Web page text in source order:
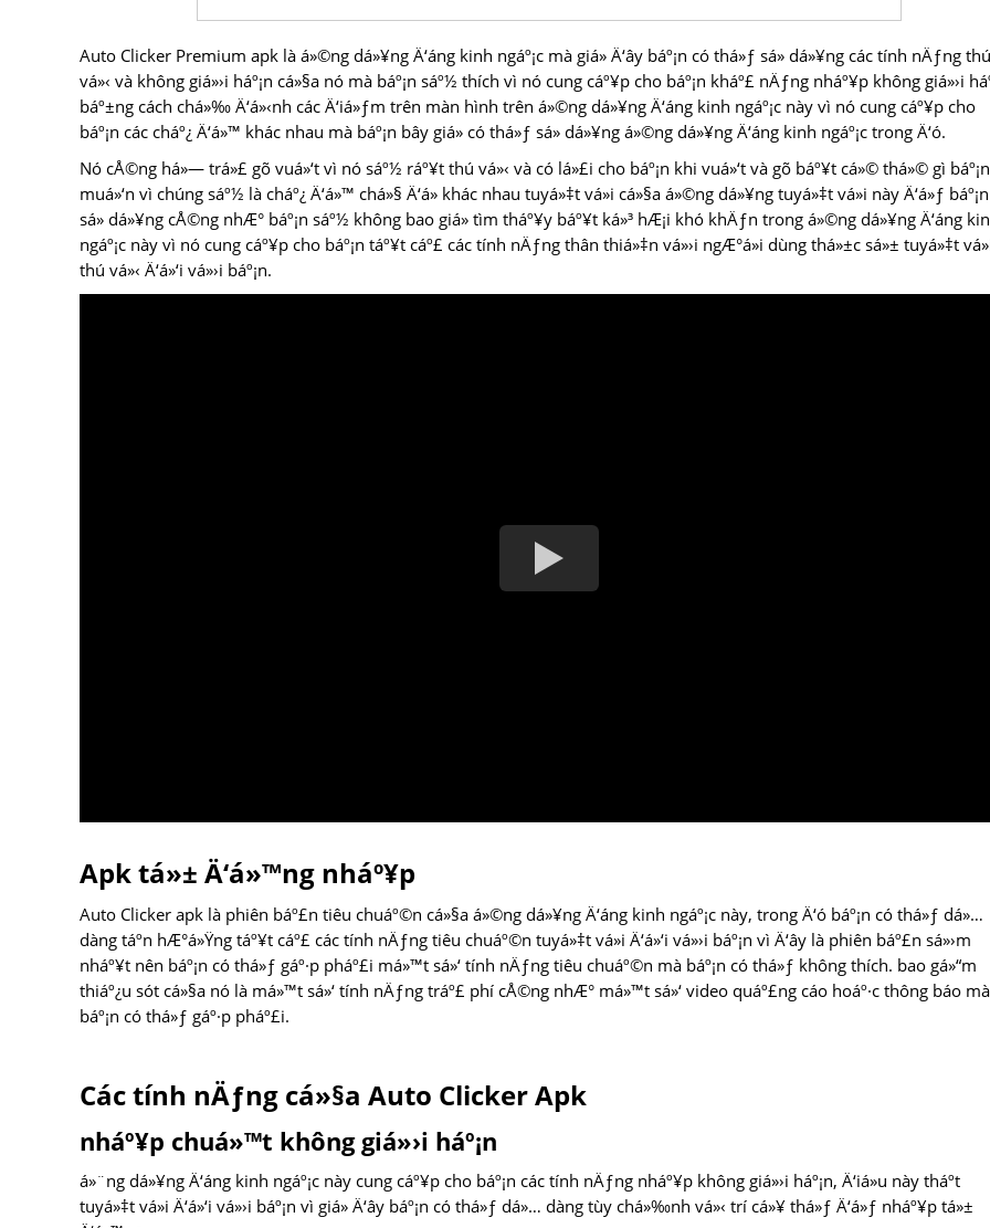
Auto Clicker Premium apk là á»©ng dá»¥ng Ä‘áng kinh ngáº¡c mà giá» Ä‘ây báº¡n có thá»ƒ sá»­ dá»¥ng các tính nÄƒng thú
vá»‹ và không giá»›i háº¡n cá»§a nó mà báº¡n sáº½ thích vì nó cung cáº¥p cho báº¡n kháº£ nÄƒng nháº¥p không giá»›i
báº±ng cách chá»‰ Ä‘á»‹nh các Ä‘iá»ƒm trên màn hình trên á»©ng dá»¥ng Ä‘áng kinh ngáº¡c này vì nó cung cáº¥p cho
báº¡n các cháº¿ Ä‘á»™ khác nhau mà báº¡n bây giá» có thá»ƒ sá»­ dá»¥ng á»©ng dá»¥ng Ä‘áng kinh ngáº¡c trong Ä‘ó.
Nó cÅ©ng há»— trá»£ gõ vuá»‘t vì nó sáº½ ráº¥t thú vá»‹ và có lá»£i cho báº¡n khi vuá»‘t và gõ báº¥t cá»© thá»© gì báº¡n
muá»‘n vì chúng sáº½ là cháº¿ Ä‘á»™ chá»§ Ä‘á» khác nhau tuyá»‡t vá»i cá»§a á»©ng dá»¥ng tuyá»‡t vá»i này Ä‘á»ƒ báº¡n
sá»­ dá»¥ng cÅ©ng nhÆ° báº¡n sáº½ không bao giá» tìm tháº¥y báº¥t ká»³ hÆ¡i khó khÄƒn trong á»©ng dá»¥ng Ä‘áng
ngáº¡c này vì nó cung cáº¥p cho báº¡n táº¥t cáº£ các tính nÄƒng thân thiá»‡n vá»›i ngÆ°á»i dùng thá»±c sá»± tuyá»‡t
thú vá»‹ Ä‘á»‘i vá»›i báº¡n.
Apk tá»± Ä‘á»™ng nháº¥p
Auto Clicker apk là phiên báº£n tiêu chuáº©n cá»§a á»©ng dá»¥ng Ä‘áng kinh ngáº¡c này, trong Ä‘ó báº¡n có thá»ƒ dá»…
dàng táº­n hÆ°á»Ÿng táº¥t cáº£ các tính nÄƒng tiêu chuáº©n tuyá»‡t vá»i Ä‘á»‘i vá»›i báº¡n vì Ä‘ây là phiên báº£n sá»›m
nháº¥t nên báº¡n có thá»ƒ gáº·p pháº£i má»™t sá»‘ tính nÄƒng tiêu chuáº©n mà báº¡n có thá»ƒ không thích. bao gá»“m
thiáº¿u sót cá»§a nó là má»™t sá»‘ tính nÄƒng tráº£ phí cÅ©ng nhÆ° má»™t sá»‘ video quáº£ng cáo hoáº·c thông báo mà
báº¡n có thá»ƒ gáº·p pháº£i.
Các tính nÄƒng cá»§a Auto Clicker Apk
nháº¥p chuá»™t không giá»›i háº¡n
á»¨ng dá»¥ng Ä‘áng kinh ngáº¡c này cung cáº¥p cho báº¡n các tính nÄƒng nháº¥p không giá»›i háº¡n, Ä‘iá»u này tháº­t
tuyá»‡t vá»i Ä‘á»‘i vá»›i báº¡n vì giá» Ä‘ây báº¡n có thá»ƒ dá»… dàng tùy chá»‰nh vá»‹ trí cá»¥ thá»ƒ Ä‘á»ƒ nháº¥p tá»±